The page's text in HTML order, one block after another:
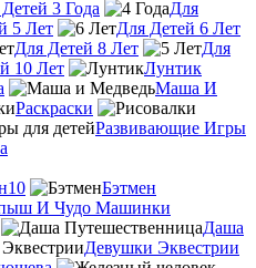
3 Года
Для
5 Лет
Для Детей 6 Лет
Для Детей 8 Лет
Для
10 Лет
Лунтик
Маша И
Раскраски
Развивающие Игры
Бэтмен
И Чудо Машинки
Даша
Девушки Эквестрии